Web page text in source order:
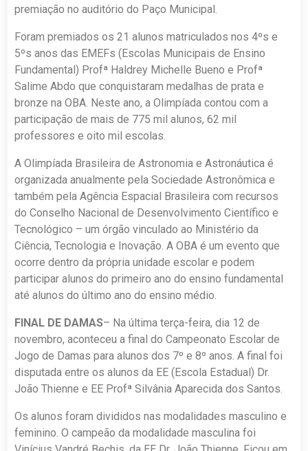
premiação no auditório do Paço Municipal.
Foram premiados os 21 alunos matriculados nos 4ºs e
5ºs anos das EMEFs (Escolas Municipais de Ensino
Fundamental) Profª Haldrey Michelle Bueno e Profª
Salime Abdo que conquistaram medalhas de prata e
bronze na OBA. Neste ano, a Olimpíada contou com a
participação de mais de 775 mil alunos, 62 mil
professores e oito mil escolas.
A Olimpíada Brasileira de Astronomia e Astronáutica é
organizada anualmente pela Sociedade Astronômica e
também pela Agência Espacial Brasileira com recursos
do Conselho Nacional de Desenvolvimento Científico e
Tecnológico – um órgão vinculado ao Ministério da
Ciência, Tecnologia e Inovação. A OBA é um evento que
ocorre dentro da própria unidade escolar e podem
participar alunos do primeiro ano do ensino fundamental
até alunos do último ano do ensino médio.
FINAL DE DAMAS– Na última terça-feira, dia 12 de
novembro, aconteceu a final do Campeonato Escolar de
Jogo de Damas para alunos dos 7º e 8º anos. A final foi
disputada entre os alunos da EE (Escola Estadual) Dr.
João Thienne e EE Profª Silvânia Aparecida dos Santos.
Os alunos foram divididos nas modalidades masculino e
feminino. O campeão da modalidade masculina foi